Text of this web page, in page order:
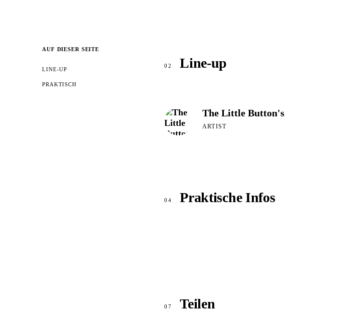
AUF DIESER SEITE
LINE-UP
PRAKTISCH
02 Line-up
The Little Button's
ARTIST
04 Praktische Infos
07 Teilen